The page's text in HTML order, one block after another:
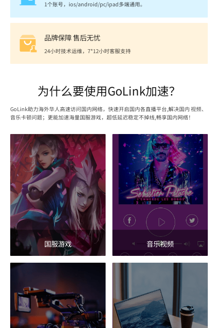
1个账号，ios/android/pc/ipad多端通用。
品牌保障 售后无忧
24小时技术运维，7*12小时客服支持
为什么要使用GoLink加速？
GoLink助力海外华人高速访问国内网络，快速开启国内各直播平台,解决国内 视频、
音乐卡顿问题；更能加速海量国服游戏，超低延迟稳定不掉线,畅享国内网络！
国服游戏 音乐视频